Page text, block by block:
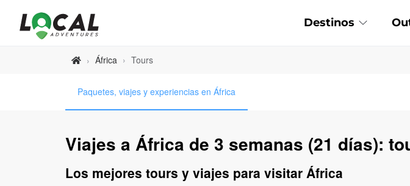
Destinos
› África › Tours
Paquetes, viajes y experiencias en África
Viajes a África de 3 semanas (21 días):
Los mejores tours y viajes para visitar África